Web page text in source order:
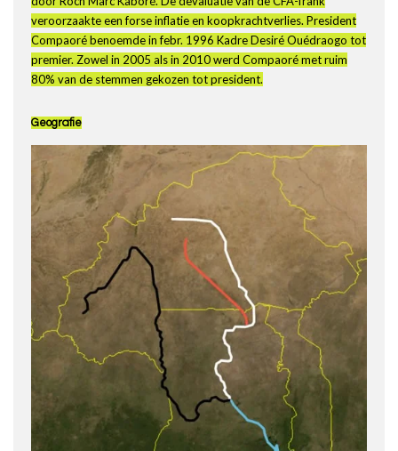
veroorzaakte een forse inflatie en koopkrachtverlies. President
Compaoré benoemde in febr. 1996 Kadre Desiré Ouédraogo tot
premier. Zowel in 2005 als in 2010 werd Compaoré met ruim
80% van de stemmen gekozen tot president.
Geografie